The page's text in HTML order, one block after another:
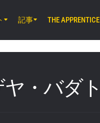
記事 THE APPRENTICE
・バダト